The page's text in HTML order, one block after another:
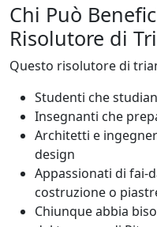
Chi Può
Risolutore di
Questo risolutore di
Studenti che
Insegnanti che
Architetti e
design
Appassionati di fai-
costruzione o
Chiunque abbia